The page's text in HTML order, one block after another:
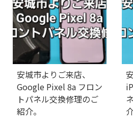
安城市よりご来店、
Google Pixel 8a フロン
トパネル交換修理のご
紹介。